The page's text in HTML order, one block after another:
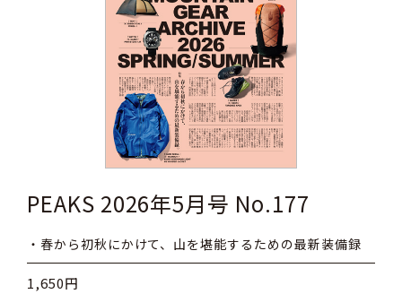
PEAKS 2026年5月号 No.177
・春から初秋にかけて、山を堪能するための最新装備録
1,650円